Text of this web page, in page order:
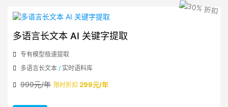
多语言长文本 AI 关键字提取
专有模型极速提取
多语言长文本 / 实时语料库
999元/年 限时折扣 299元/年